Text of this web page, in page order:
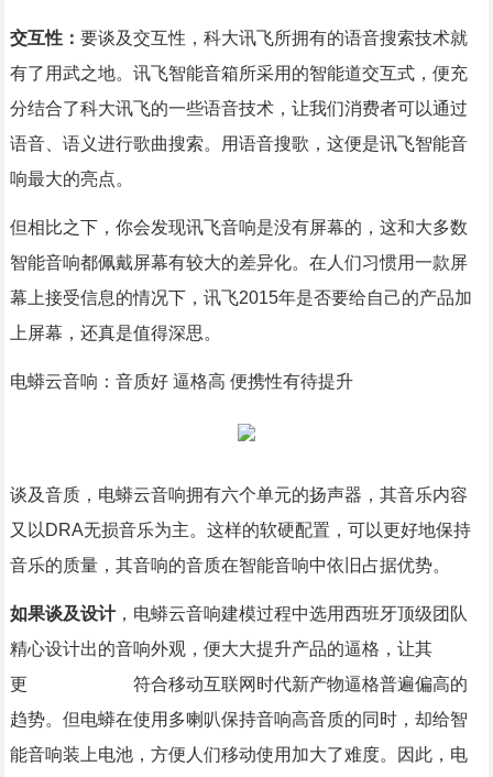
交互性： 要谈及交互性，科大讯飞所拥有的语音搜索技术就
有了用武之地。讯飞智能音箱所采用的智能道交互式，便充
分结合了科大讯飞的一些语音技术，让我们消费者可以通过
语音、语义进行歌曲搜索。用语音搜歌，这便是讯飞智能音
响最大的亮点。
但相比之下，你会发现讯飞音响是没有屏幕的，这和大多数
智能音响都佩戴屏幕有较大的差异化。在人们习惯用一款屏
幕上接受信息的情况下，讯飞2015年是否要给自己的产品加
上屏幕，还真是值得深思。
电蟒云音响：音质好 逼格高 便携性有待提升
谈及音质，电蟒云音响拥有六个单元的扬声器，其音乐内容
又以DRA无损音乐为主。这样的软硬配置，可以更好地保持
音乐的质量，其音响的音质在智能音响中依旧占据优势。
如果谈及设计，电蟒云音响建模过程中选用西班牙顶级团队
精心设计出的音响外观，便大大提升产品的逼格，让其
更 符合移动互联网时代新产物逼格普遍偏高的
趋势。但电蟒在使用多喇叭保持音响高音质的同时，却给智
能音响装上电池，方便人们移动使用加大了难度。因此，电